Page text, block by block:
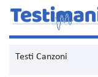
Testi Canzoni